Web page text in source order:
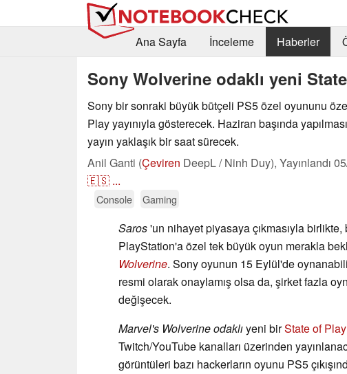
Ana Sayfa
İnceleme Haberler
Sony Wolverine odaklı yeni
Sony bir sonraki büyük bütçeli PS5 özel oyununu
Play yayınıyla gösterecek. Haziran başında
yayın yaklaşık bir saat sürecek.
Anil Ganti (Çeviren DeepL / Ninh Duy), Yayınlandı
🇪🇸 ...
Console Gaming
Saros'un nihayet piyasaya çıkmasıyla birlikte,
PlayStation'a özel tek büyük oyun merakla
Wolverine. Sony oyunun 15 Eylül'de
resmi olarak onaylamış olsa da, şirket fazla
değişecek.
Marvel's Wolverine odaklıyeni birState of Play
Twitch/YouTube kanalları üzerinden
görüntüleri bazı hackerların oyunu PS5